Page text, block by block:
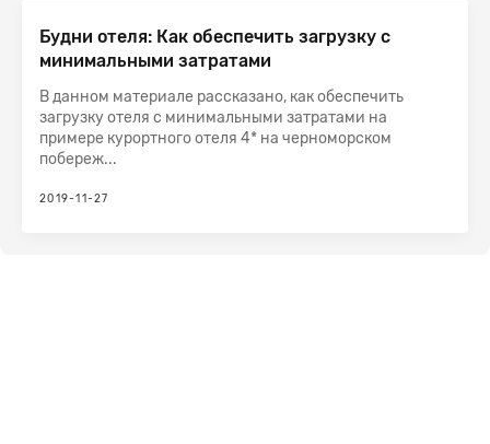
Будни отеля: Как обеспечить загрузку с
минимальными затратами
В данном материале рассказано, как обеспечить
загрузку отеля с минимальными затратами на
примере курортного отеля 4* на черноморском
побереж...
2019-11-27